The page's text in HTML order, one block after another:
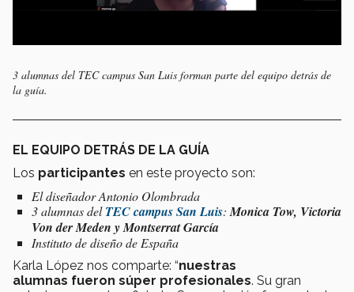
3 alumnas del TEC campus San Luis forman parte del equipo detrás de
la guía.
EL EQUIPO DETRÁS DE LA GUÍA
Los participantes en este proyecto son:
El diseñador Antonio Olombrada
3 alumnas delTEC campus San Luis:Monica Tow, Victoria
Von der Meden y Montserrat García
Instituto de diseño de España
Karla López nos comparte: “nuestras
alumnas fueron súper profesionales. Su gran